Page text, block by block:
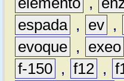
espada , ev ,
evoque , exeo
f-150 , f12 ,